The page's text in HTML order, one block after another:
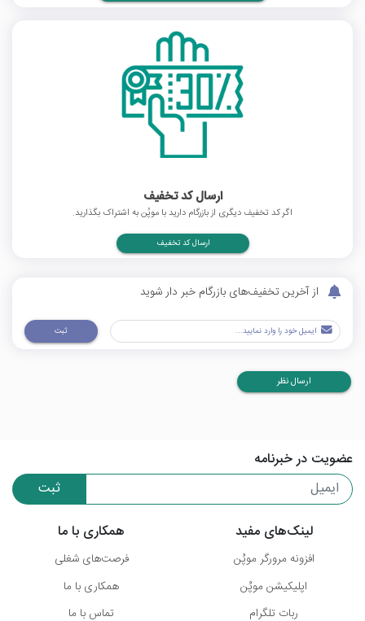
ارسال کد تخفیف
اگر کد تخفیف دیگری از بازرگام دارید با موپُن به اشتراک بگذارید.
ارسال کد تخفیف
از آخرین تخفیف‌های بازرگام خبر دار شوید
ثبت
ارسال نظر
عضویت در خبرنامه
ثبت
لینک‌های مفید
افزونه مرورگر موپُن
اپلیکیشن موپُن
ربات تلگرام
همکاری با ما
فرصت‌های شغلی
همکاری با ما
تماس با ما